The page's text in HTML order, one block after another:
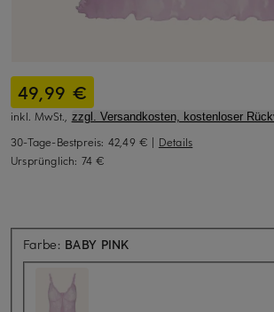
49,99 €
inkl. MwSt., zzgl. Versandkosten, kostenloser
30-Tage-Bestpreis: 42,49 € | Details
Ursprünglich: 74 €
Farbe: BABY PINK